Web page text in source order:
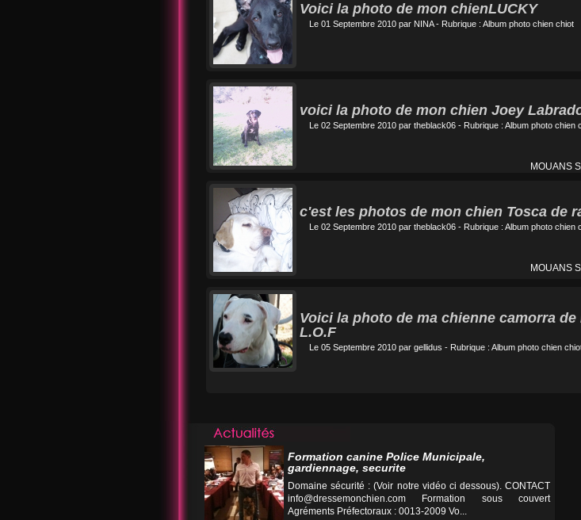
Voici la photo de mon chienLUCKY
Le 01 Septembre 2010 par NINA- Rubrique : Album photo chien chiot
voici la photo de mon chien Joey
Le 02 Septembre 2010 par theblack06 - Rubrique : Album photo chien
MOUANS
c'est les photos de mon chien Tosca de
Le 02 Septembre 2010 par theblack06 - Rubrique : Album photo chien
MOUANS
Voici la photo de ma chienne camorra
L.O.F
Le 05 Septembre 2010 par gellidus - Rubrique : Album photo chien
Formation canine Police Municipale,
gardiennage, securite
Domaine sécurité : (Voir notre vidéo ci dessous). CONTACT
info@dressemonchien.com Formation sous couvert
Agréments Préfectoraux : 0013-2009 Vo...